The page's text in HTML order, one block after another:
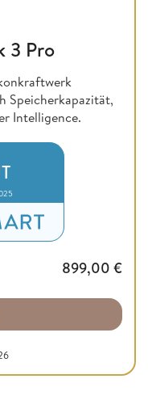
3 Pro
Speicherkapazität,
Intelligence.
899,00 €